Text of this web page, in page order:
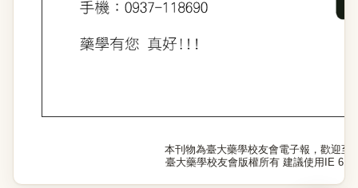
本刊物為臺大藥學校友會電子報，歡迎至
臺大藥學校友會版權所有 建議使用IE 6.0